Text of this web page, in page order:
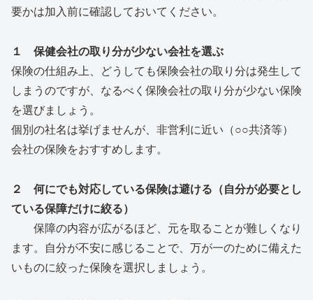
要かは加入前に確認しておいてください。
１ 保健会社の取り分が少ない会社を選ぶ
保険の仕組み上、どうしても保険会社の取り分は発生して
しまうのですが、なるべく保険会社の取り分が少ない保険
を選びましょう。
個別の社名は挙げませんが、非営利に近い（○○共済等）
会社の保険をおすすめします。
２ 何にでも対応している保険は避ける（自分が必要とし
ている保障だけに絞る）
保障の内容が広がるほど、元を取ることが難しくなり
ます。自分が不安に感じることで、万が一のために備えた
いものに絞った保険を選択しましょう。